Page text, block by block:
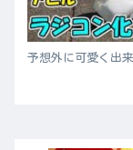
予想外に可愛く出